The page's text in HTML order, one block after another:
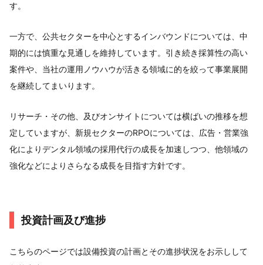
す。
一方で、公共セクターを中心とするインバウンドについては、中
期的には慎重な見通しを維持しています。引き続き採算性の高い
案件や、当社の運用ノウハウが活きる領域に的を絞って事業展開
を継続してまいります。
リサーチ・その他、及びオンサイトについては横ばいの推移を想
定していますが、新規セクターのRPOについては、広告・営業強
化によりデンタル領域の採用代行の成長を加速しつつ、他領域の
強化などによりさらなる成長を目指す方針です。
投資計画及び進捗
こちらのページでは設備投資の計画とその進捗状況をお示しして